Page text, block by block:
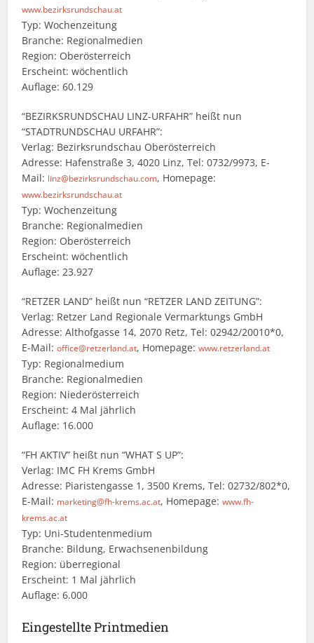
www.bezirksrundschau.at
Typ: Wochenzeitung
Branche: Regionalmedien
Region: Oberösterreich
Erscheint: wöchentlich
Auflage: 60.129
“BEZIRKSRUNDSCHAU LINZ-URFAHR” heißt nun
“STADTRUNDSCHAU URFAHR”:
Verlag: Bezirksrundschau Oberösterreich
Adresse: Hafenstraße 3, 4020 Linz, Tel: 0732/9973, E-
Mail: linz@bezirksrundschau.com, Homepage:
www.bezirksrundschau.at
Typ: Wochenzeitung
Branche: Regionalmedien
Region: Oberösterreich
Erscheint: wöchentlich
Auflage: 23.927
“RETZER LAND” heißt nun “RETZER LAND ZEITUNG”:
Verlag: Retzer Land Regionale Vermarktungs GmbH
Adresse: Althofgasse 14, 2070 Retz, Tel: 02942/20010*0,
E-Mail:office@retzerland.at, Homepage:www.retzerland.at
Typ: Regionalmedium
Branche: Regionalmedien
Region: Niederösterreich
Erscheint: 4 Mal jährlich
Auflage: 16.000
“FH AKTIV” heißt nun “WHAT S UP”:
Verlag: IMC FH Krems GmbH
Adresse: Piaristengasse 1, 3500 Krems, Tel: 02732/802*0,
E-Mail: marketing@fh-krems.ac.at, Homepage:www.fh-
krems.ac.at
Typ: Uni-Studentenmedium
Branche: Bildung, Erwachsenenbildung
Region: überregional
Erscheint: 1 Mal jährlich
Auflage: 6.000
Eingestellte Printmedien